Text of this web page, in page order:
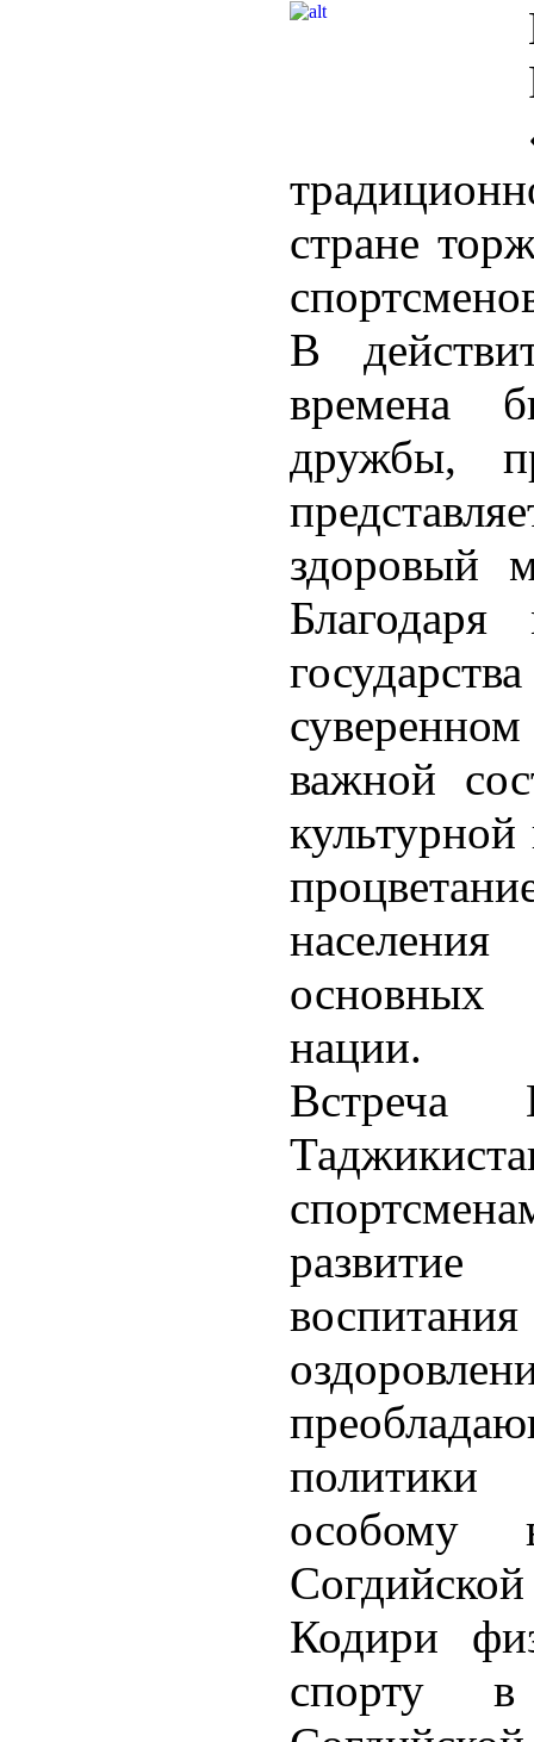
стране
В
времена
дружбы,
здоровый
важной
основных
нации.
Встреча
политики
особому
Кодири
спорту